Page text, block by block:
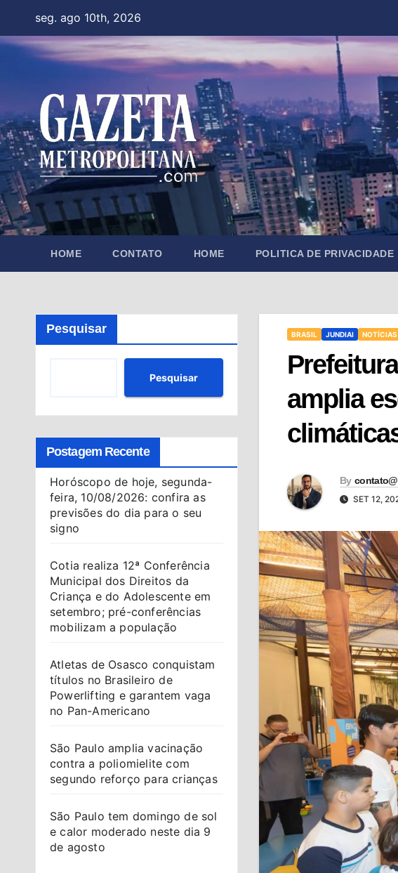
content
seg. ago 10th, 2026
HOME CONTATO HOME POLITICA DE PRIVACIDADE
Pesquisar
Pesquisar
Postagem Recente
Horóscopo de hoje, segunda-
feira, 10/08/2026: confira as
previsões do dia para o seu
signo
Cotia realiza 12ª Conferência
Municipal dos Direitos da
Criança e do Adolescente em
setembro; pré-conferências
mobilizam a população
Atletas de Osasco conquistam
títulos no Brasileiro de
Powerlifting e garantem vaga
no Pan-Americano
São Paulo amplia vacinação
contra a poliomielite com
segundo reforço para crianças
São Paulo tem domingo de sol
e calor moderado neste dia 9
de agosto
BRASIL JUNDIAI NOTÍCIAS
amplia
By
SET 12,